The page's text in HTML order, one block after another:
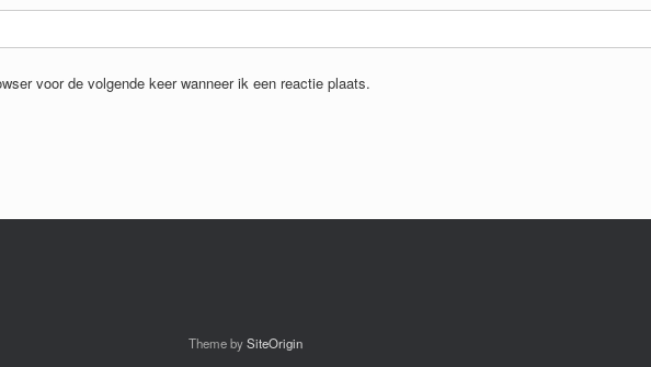
voor de volgende keer wanneer ik een reactie plaats.
Theme bySiteOrigin